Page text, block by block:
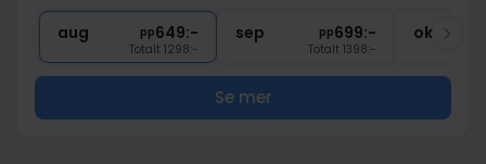
∞ Uppgradering till Superiordubbelrum
aug pp649:-
Totalt 1298:-
sep pp699:-
Totalt 1398:-
okt
Se mer